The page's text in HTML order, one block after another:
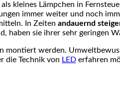
kleines Lämpchen in
immer weiter und noch
In Zeiten andauernd
haben sie ihrer sehr geringen
montiert werden.
die Technik von LED erfahren